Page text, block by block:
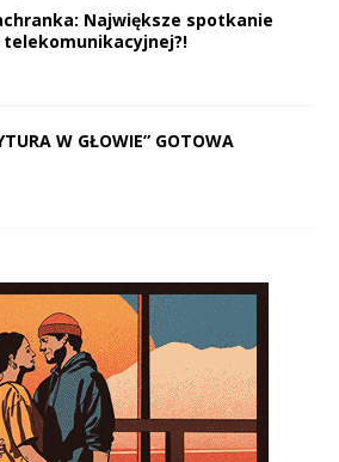
Największe spotkanie
telekomunikacyjnej?!
W GŁOWIE” GOTOWA